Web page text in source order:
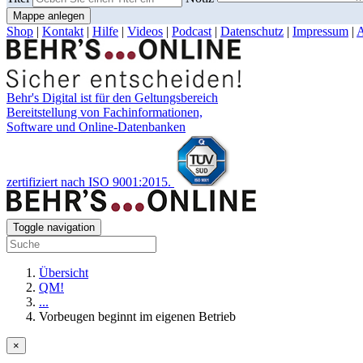
Mappe anlegen
Shop | Kontakt | Hilfe | Videos | Podcast | Datenschutz | Impressum |
Behr's Digital ist für den Geltungsbereich
Bereitstellung von Fachinformationen,
Software und Online-Datenbanken
zertifiziert nach ISO 9001:2015.
Toggle navigation
Übersicht
QM!
...
Vorbeugen beginnt im eigenen Betrieb
×